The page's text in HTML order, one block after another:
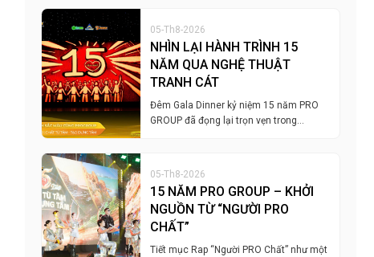
05-Th8-2026
NHÌN LẠI HÀNH TRÌNH 15
NĂM QUA NGHỆ THUẬT
TRANH CÁT
Đêm Gala Dinner kỷ niệm 15 năm PRO
GROUP đã đọng lại trọn vẹn trong…
05-Th8-2026
15 NĂM PRO GROUP – KHỞI
NGUỒN TỪ “NGƯỜI PRO
CHẤT”
Tiết mục Rap “Người PRO Chất” như một